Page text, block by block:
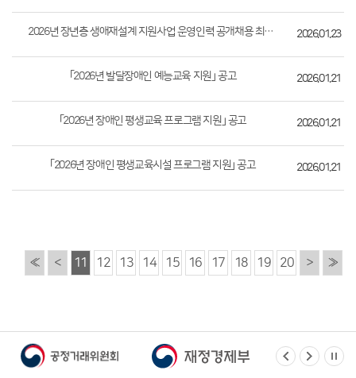
2026년 장년층 생애재설계 지원사업 운영인력 공개채용 최종 합격자 발표 및 임용후보... 2026.01.23
｢2026년 발달장애인 예능교육 지원｣ 공고 2026.01.21
｢2026년 장애인 평생교육 프로그램 지원｣ 공고 2026.01.21
｢2026년 장애인 평생교육시설 프로그램 지원｣ 공고 2026.01.21
« < 11 12 13 14 15 16 17 18 19 20 > »